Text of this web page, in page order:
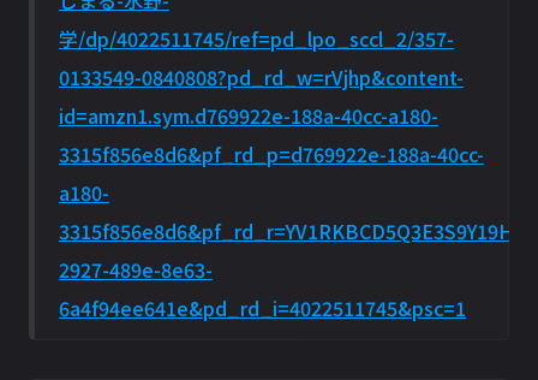
学/dp/4022511745/ref=pd_lpo_sccl_2/357-
0133549-0840808?pd_rd_w=rVjhp&content-
id=amzn1.sym.d769922e-188a-40cc-a180-
3315f856e8d6&pf_rd_p=d769922e-188a-40cc-
a180-
2927-489e-8e63-
6a4f94ee641e&pd_rd_i=4022511745&psc=1